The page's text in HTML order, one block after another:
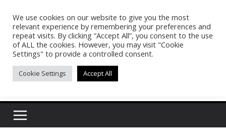
contentPasakon Puypong
(tonypuy)
เปิดพื้นที่การเรียนรู้และพร้อมแบ่งปันของผม
We use cookies on our website to give you the most
relevant experience by remembering your preferences and
repeat visits. By clicking “Accept All”, you consent to the use
of ALL the cookies. However, you may visit "Cookie
Settings" to provide a controlled consent.
Cookie Settings Accept All